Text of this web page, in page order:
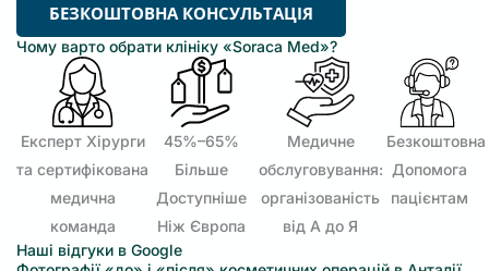
БЕЗКОШТОВНА КОНСУЛЬТАЦІЯ
Чому варто обрати клініку «Soraca Med»?
Експерт Хірурги
та сертифікована
медична
команда
45%–65%
Більше
Доступніше
Ніж Європа
Медичне
обслуговування:
організованість
від А до Я
Безкоштовна
Допомога
пацієнтам
Наші відгуки в Google